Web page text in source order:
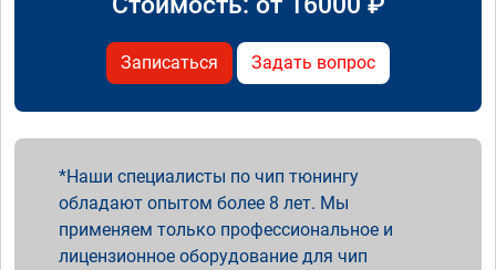
Записаться Задать вопрос
Наши специалисты по чип тюнингу
обладают опытом более 8 лет. Мы
применяем только профессиональное и
лицензионное оборудование для чип